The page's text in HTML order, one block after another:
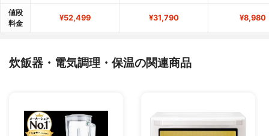
値段
料金
¥52,499 ¥31,790 ¥8,980
炊飯器・電気調理・保温の関連商品